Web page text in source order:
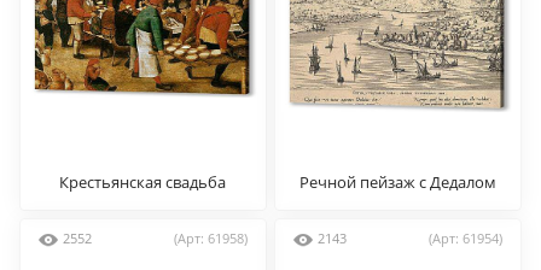
Крестьянская свадьба
Речной пейзаж с Дедалом
2552 (Арт: 61958) 2143 (Арт: 61954)